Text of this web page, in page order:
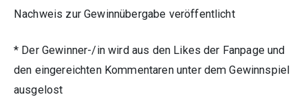
Nachweis zur Gewinnübergabe veröffentlicht
* Der Gewinner-/in wird aus den Likes der Fanpage und
den eingereichten Kommentaren unter dem Gewinnspiel
ausgelost